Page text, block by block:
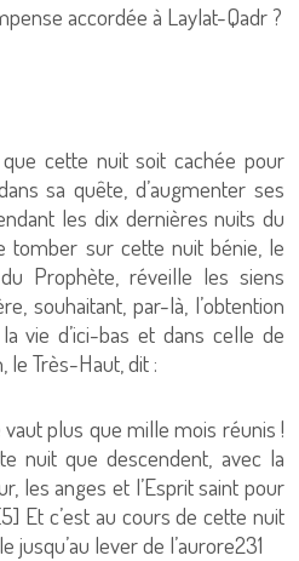
accordée à Laylat-Qadr ?
cette nuit soit cachée pour
sa quête, d’augmenter ses
les dix dernières nuits du
tomber sur cette nuit bénie, le
Prophète, réveille les siens
souhaitant, par-là, l’obtention
vie d’ici-bas et dans celle de
le Très-Haut, dit :
plus que mille mois réunis !
nuit que descendent, avec la
les anges et l’Esprit saint pour
Et c’est au cours de cette nuit
lever de l’aurore231